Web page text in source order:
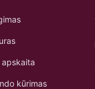
apskaita
kūrimas